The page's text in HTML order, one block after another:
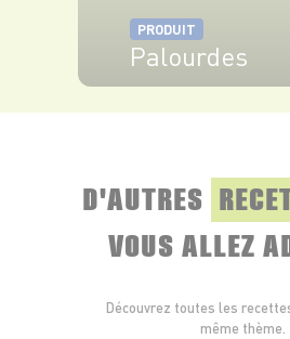
PRODUIT
Palourdes
D'AUTRES
VOUS ALLEZ
Découvrez toutes les
même thème.